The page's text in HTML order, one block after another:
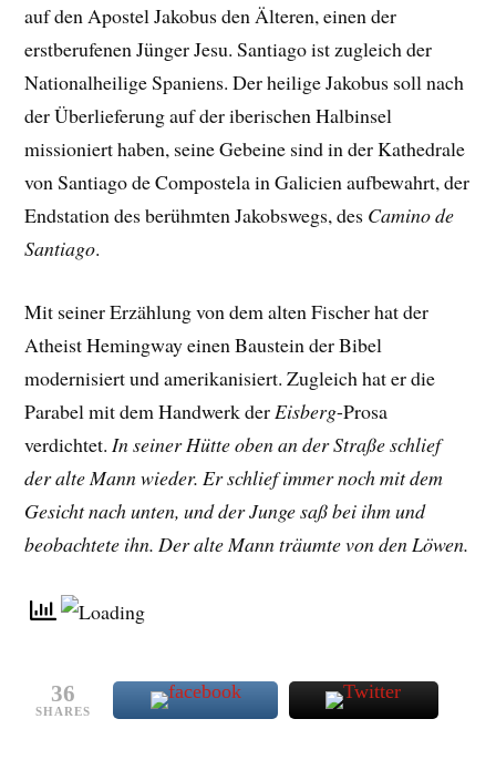
auf den Apostel Jakobus den Älteren, einen der
erstberufenen Jünger Jesu. Santiago ist zugleich der
Nationalheilige Spaniens. Der heilige Jakobus soll nach
der Überlieferung auf der iberischen Halbinsel
missioniert haben, seine Gebeine sind in der Kathedrale
von Santiago de Compostela in Galicien aufbewahrt, der
Endstation des berühmten Jakobswegs, des Camino de
Santiago.
Mit seiner Erzählung von dem alten Fischer hat der
Atheist Hemingway einen Baustein der Bibel
modernisiert und amerikanisiert. Zugleich hat er die
Parabel mit dem Handwerk der Eisberg-Prosa
verdichtet. In seiner Hütte oben an der Straße schlief
der alte Mann wieder. Er schlief immer noch mit dem
Gesicht nach unten, und der Junge saß bei ihm und
beobachtete ihn. Der alte Mann träumte von den Löwen.
36
SHARES